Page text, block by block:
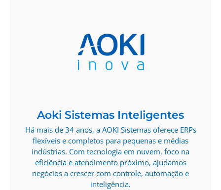
Aoki Sistemas Inteligentes
Há mais de 34 anos, a AOKI Sistemas oferece ERPs
flexíveis e completos para pequenas e médias
indústrias. Com tecnologia em nuvem, foco na
eficiência e atendimento próximo, ajudamos
negócios a crescer com controle, automação e
inteligência.